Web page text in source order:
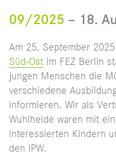
09/2025 – 18.
Am 25. September
Süd-Ost im FEZ Berlin
jungen Menschen die
verschiedene
informieren. Wir als
Wuhlheide waren mit
interessierten Kindern
den IPW.